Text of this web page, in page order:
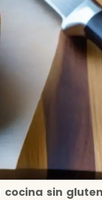
cocina sin gluten